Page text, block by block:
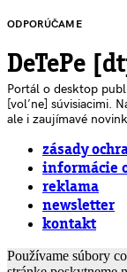
ODPORÚČAME
DeTePe
Portál o desktop
[voľne] súvisiacimi.
ale i zaujímavé
zásady
informácie
reklama
newsletter
kontakt
Používame súbory